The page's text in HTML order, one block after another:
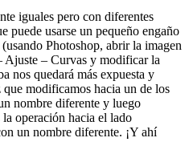
iguales pero con diferentes
puede usarse un pequeño engaño
Photoshop, abrir la imagen
Ajuste – Curvas y modificar la
nos quedará más expuesta y
modificamos hacia un de los
nombre diferente y luego
operación hacia el lado
un nombre diferente. ¡Y ahí